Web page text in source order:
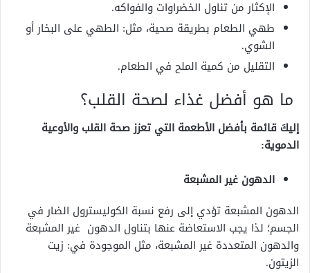
الإكثار من تناول الخضراوات والفواكه.
طهي الطعام بطريقة صحية، مثل: الطهي على البخار أو
الشوي.
التقليل من كمية الملح في الطعام.
ما هو أفضل غذاء لصحة القلب؟
إليكَ قائمة بأفضل الأطعمة التي تعزز صحة القلب والأوعية
الدموية:
الدهون غير المشبعة
الدهون المشبعة تؤدي إلى رفع نسبة الكوليسترول الضار في
الجسم؛ لذا يجب الاستعاضة عنها بتناول الدهون غير المشبعة
والدهون المتعددة غير المشبعة، مثل الموجودة في: زيت
الزيتون.